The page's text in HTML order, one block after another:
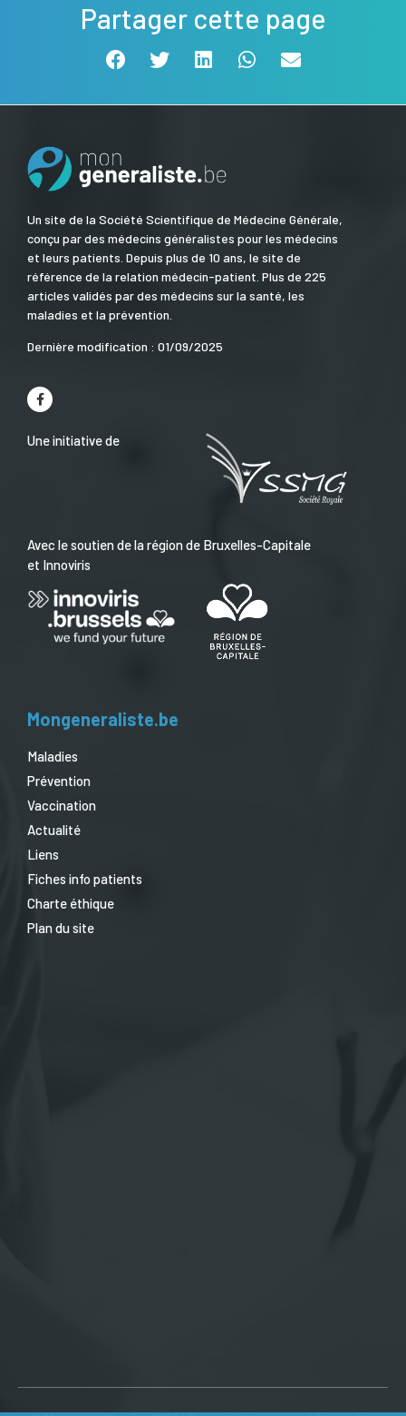
Partager cette page
Un site de la Société Scientifique de Médecine Générale,
conçu par des médecins généralistes pour les médecins
et leurs patients. Depuis plus de 10 ans, le site de
référence de la relation médecin-patient. Plus de 225
articles validés par des médecins sur la santé, les
maladies et la prévention.
Dernière modification : 01/09/2025
Une initiative de
Avec le soutien de la région de Bruxelles-Capitale
et Innoviris
Mongeneraliste.be
Maladies
Prévention
Vaccination
Actualité
Liens
Fiches info patients
Charte éthique
Plan du site